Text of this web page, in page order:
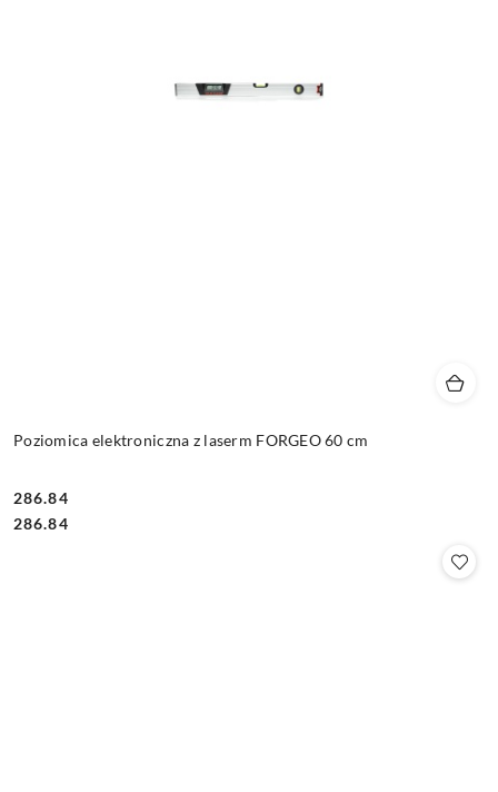
Poziomica elektroniczna z laserm FORGEO 60 cm
Cena:
286.84
Cena:
286.84